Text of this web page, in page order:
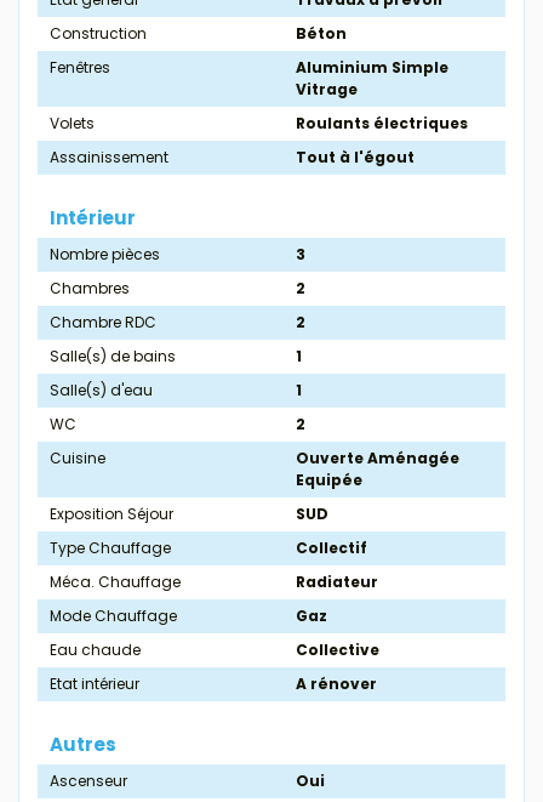
Construction
Béton
Fenêtres
Aluminium Simple
Vitrage
Volets
Roulants électriques
Assainissement
Tout à l'égout
Intérieur
Nombre pièces
3
Chambres
2
Chambre RDC
2
Salle(s) de bains
1
Salle(s) d'eau
1
WC
2
Cuisine
Ouverte Aménagée
Equipée
Exposition Séjour
SUD
Type Chauffage
Collectif
Méca. Chauffage
Radiateur
Mode Chauffage
Gaz
Eau chaude
Collective
Etat intérieur
A rénover
Autres
Ascenseur
Oui